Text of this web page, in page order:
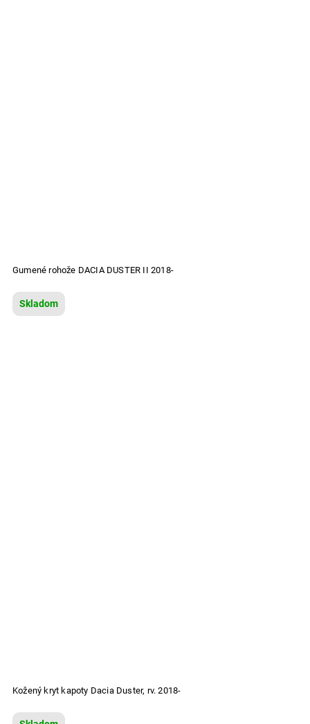
Gumené rohože DACIA DUSTER II 2018-
Skladom
Kožený kryt kapoty Dacia Duster, rv. 2018-